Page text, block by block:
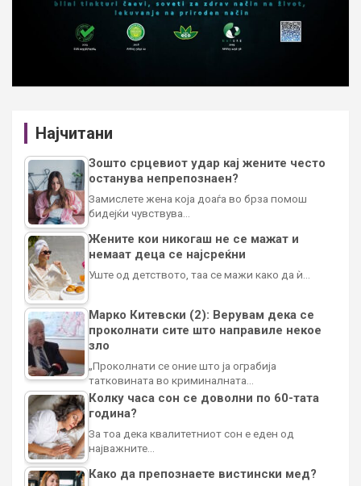
Најчитани
Зошто срцевиот удар кај жените често
останува непрепознаен?
Замислете жена која доаѓа во брза помош
бидејќи чувствува…
Жените кои никогаш не се мажат и
немаат деца се најсреќни
Уште од детството, таа се мажи како да ѝ…
Марко Китевски (2): Верувам дека се
проколнати сите што направиле некое
зло
„Проколнати се оние што ја ограбија
татковината во криминалната…
Колку часа сон се доволни по 60-тата
година?
За тоа дека квалитетниот сон е еден од
најважните…
Како да препознаете вистински мед?